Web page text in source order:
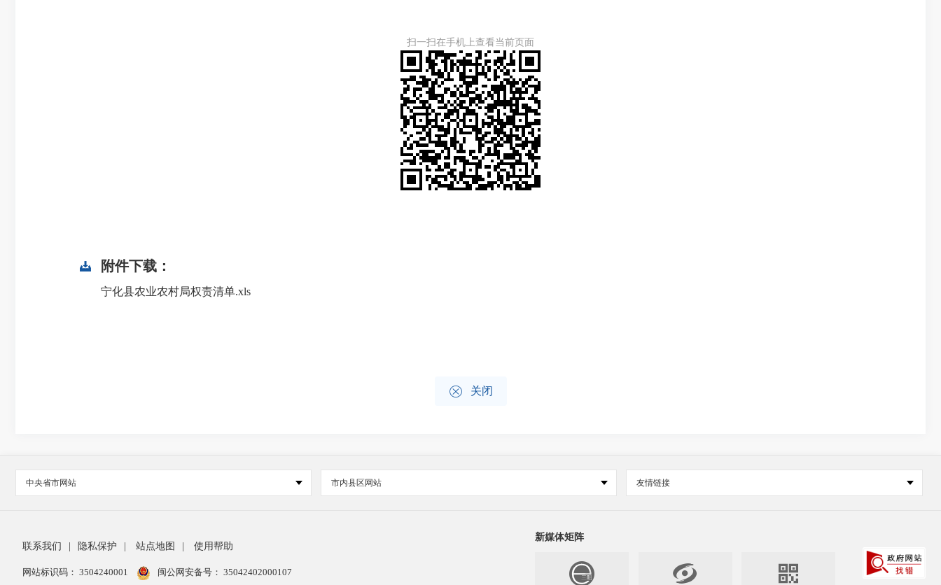
扫一扫在手机上查看当前页面
附件下载：
宁化县农业农村局权责清单.xls
 关闭
中央省市网站 市内县区网站 友情链接
联系我们 隐私保护 站点地图 使用帮助
网站标识码： 3504240001 闽公网安备号： 35042402000107
新媒体矩阵
 